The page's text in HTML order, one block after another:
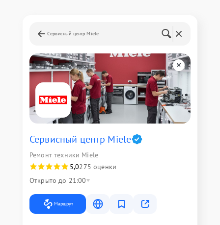
Сервисный центр Miele
Сервисный центр Miele
Ремонт техники Miele
5,0275 оценки
Открыто до 21:00
Маршрут